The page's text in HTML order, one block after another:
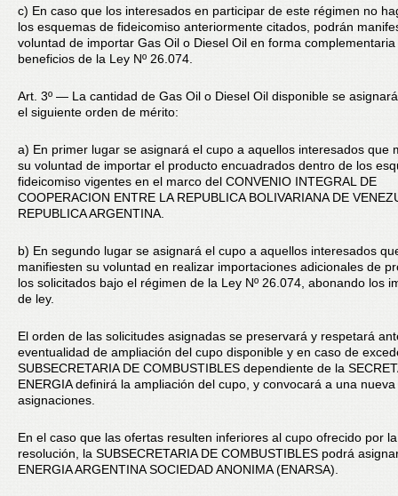
c) En caso que los interesados en participar de este régimen no
los esquemas de fideicomiso anteriormente citados, podrán
voluntad de importar Gas Oil o Diesel Oil en forma complementaria
beneficios de la Ley Nº 26.074.
Art. 3º — La cantidad de Gas Oil o Diesel Oil disponible se
el siguiente orden de mérito:
a) En primer lugar se asignará el cupo a aquellos interesados que
su voluntad de importar el producto encuadrados dentro de los
fideicomiso vigentes en el marco del CONVENIO INTEGRAL DE
COOPERACION ENTRE LA REPUBLICA BOLIVARIANA DE
REPUBLICA ARGENTINA.
b) En segundo lugar se asignará el cupo a aquellos interesados
manifiesten su voluntad en realizar importaciones adicionales de
los solicitados bajo el régimen de la Ley Nº 26.074, abonando los
de ley.
El orden de las solicitudes asignadas se preservará y respetará
eventualidad de ampliación del cupo disponible y en caso de
SUBSECRETARIA DE COMBUSTIBLES dependiente de la
ENERGIA definirá la ampliación del cupo, y convocará a una
asignaciones.
En el caso que las ofertas resulten inferiores al cupo ofrecido por
resolución, la SUBSECRETARIA DE COMBUSTIBLES podrá
ENERGIA ARGENTINA SOCIEDAD ANONIMA (ENARSA).